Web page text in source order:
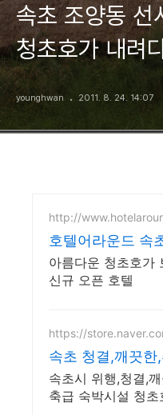
속초 조양동
청초호가 내려
주거 유적
younghwan 2011. 8. 24. 14:07
http://
호텔어라운드 속
오픈
아름다운 청초호가
신규 오픈 호텔
https://
속초 청결,깨끗한,
텔
속초시 위행,청결,
축급 숙박시설 청초